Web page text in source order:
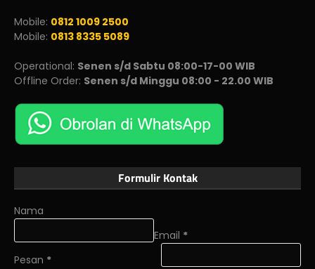
Mobile: 0812 1009 2500
Mobile: 0813 8335 5089
Operational: Senen s/d Sabtu 08:00-17-00 WIB
Offline Order: Senen s/d Minggu 08:00 - 22.00 WIB
Formulir Kontak
Nama
Email *
Pesan *